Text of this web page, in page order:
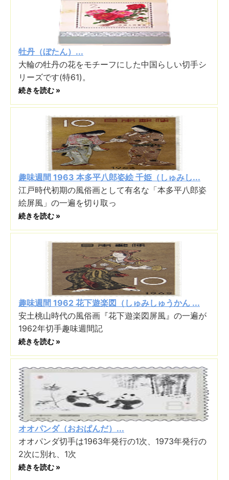
牡丹（ぼたん）...
大輪の牡丹の花をモチーフにした中国らしい切手シ
リーズです(特61)。
続きを読む »
趣味週間 1963 本多平八郎姿絵 千姫（しゅみし...
江戸時代初期の風俗画として有名な「本多平八郎姿
絵屏風」の一遍を切り取っ
続きを読む »
趣味週間 1962 花下遊楽図（しゅみしゅうかん ...
安土桃山時代の風俗画『花下遊楽図屏風』の一遍が
1962年切手趣味週間記
続きを読む »
オオパンダ（おおぱんだ）...
オオパンダ切手は1963年発行の1次、1973年発行の
2次に別れ、1次
続きを読む »